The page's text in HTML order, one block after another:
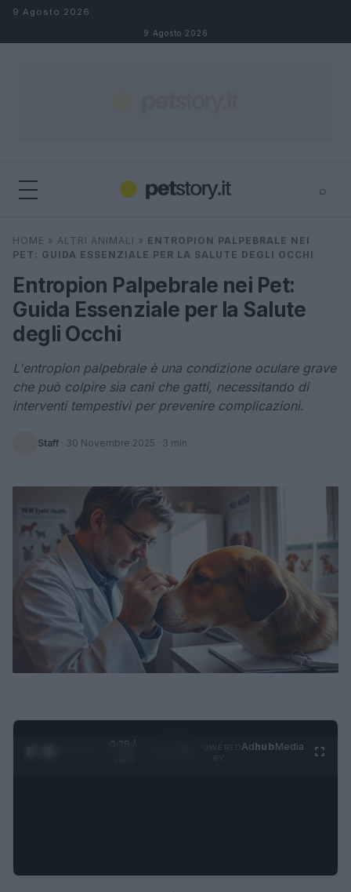
Salta al contenuto
9 Agosto 2026
9 Agosto 2026
⌕
Cerca ⌕
HOME » ALTRI ANIMALI » ENTROPION PALPEBRALE NEI
PET: GUIDA ESSENZIALE PER LA SALUTE DEGLI OCCHI
Entropion Palpebrale nei Pet:
Guida Essenziale per la Salute
degli Occhi
L'entropion palpebrale è una condizione oculare grave
che può colpire sia cani che gatti, necessitando di
interventi tempestivi per prevenire complicazioni.
Staff · 30 Novembre 2025 · 3 min
0:29 /
AdhubMedia